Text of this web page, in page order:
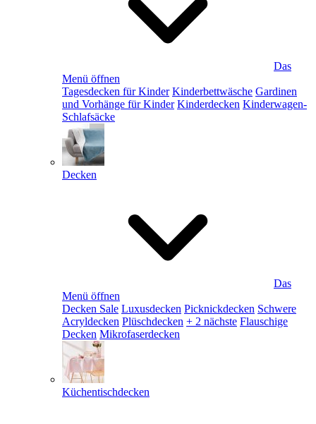
Das
Menü öffnen
Tagesdecken für Kinder Kinderbettwäsche Gardinen
und Vorhänge für Kinder Kinderdecken Kinderwagen-
Schlafsäcke
Decken
Das
Menü öffnen
Decken Sale Luxusdecken Picknickdecken Schwere
Acryldecken Plüschdecken + 2 nächste Flauschige
Decken Mikrofaserdecken
Küchentischdecken